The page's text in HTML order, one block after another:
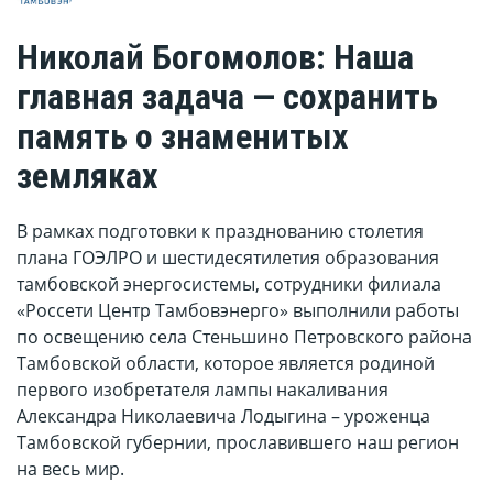
Николай Богомолов: Наша
главная задача — сохранить
память о знаменитых
земляках
​В рамках подготовки к празднованию столетия
плана ГОЭЛРО и шестидесятилетия образования
тамбовской энергосистемы, сотрудники филиала
«Россети Центр Тамбовэнерго» выполнили работы
по освещению села Стеньшино Петровского района
Тамбовской области, которое является родиной
первого изобретателя лампы накаливания
Александра Николаевича Лодыгина – уроженца
Тамбовской губернии, прославившего наш регион
на весь мир.